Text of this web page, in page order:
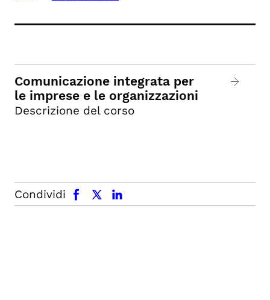
Comunicazione integrata per
le imprese e le organizzazioni
Descrizione del corso
Condividi
facebook x.com linkedin